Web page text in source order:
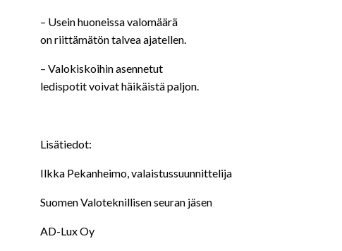
– Usein huoneissa valomäärä
on riittämätön talvea ajatellen.
– Valokiskoihin asennetut
ledispotit voivat häikäistä paljon.
Lisätiedot:
Ilkka Pekanheimo, valaistussuunnittelija
Suomen Valoteknillisen seuran jäsen
AD-Lux Oy